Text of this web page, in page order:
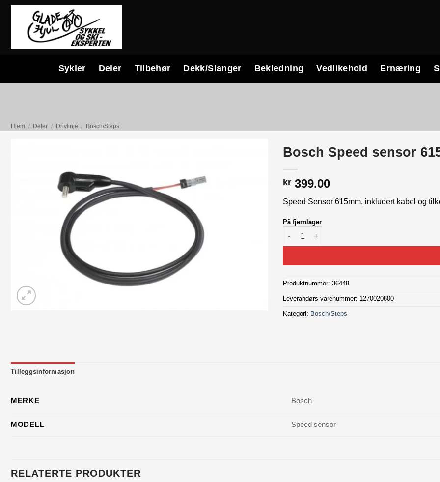
Skip
Sykler Deler Tilbehør Dekk/Slanger Bekledning Vedlikehold Ernæring
Hjem / Deler / Drivlinje / Bosch/Steps
Bosch Speed sensor
kr 399.00
Speed Sensor 615mm, inkludert kabel og
På fjernlager
Bosch Speed sensor 615mm antall
Produktnummer:36449
Leverandørs varenummer: 1270020800
Kategori: Bosch/Steps
Tilleggsinformasjon
MERKE Bosch
MODELL Speed sensor
RELATERTE PRODUKTER